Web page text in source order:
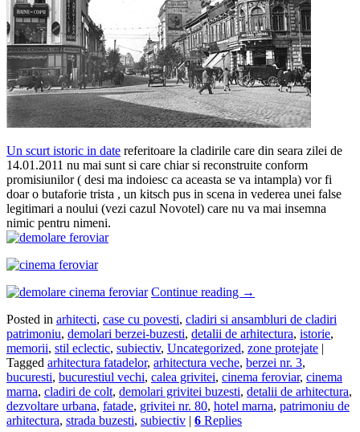
Un scurt istoric in date referitoare la cladirile care din seara zilei de
14.01.2011 nu mai sunt si care chiar si reconstruite conform
promisiunilor ( desi ma indoiesc ca aceasta se va intampla) vor fi
doar o butaforie trista , un kitsch pus in scena in vederea unei false
legitimari a noului (vezi cazul Novotel) care nu va mai insemna
nimic pentru nimeni.
Continue reading →
Posted in arhitecti, case cu povesti, cladiri si ansambluri de cladiri
patrimoniu, demolari berzei-buzesti, detalii de arhitectura, istorie,
memorii, stil eclectic, subiectiv, Uncategorized, zone protejate |
Tagged arhitectura fatadelor, arhitectura veche, berzei nr. 3,
bucuresti, bucurestiul vechi, calea grivitei, cinema feroviar, cinema
marna, cladiri de colt, demolari grivitei buzesti, detalii de arhitectura,
dezvoltare urbana, fatade, grivitei nr. 80, hotel marna, patrimoniu de
arhitectura, strada buzesti, subiectiv | 6 Replies